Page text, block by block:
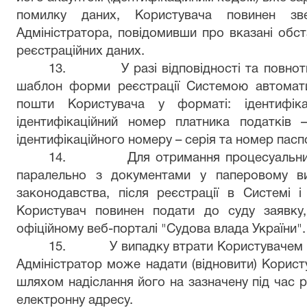
помилку даних, Користувача повинен
Адміністратора, повідомивши про вказані
реєстраційних даних.
13.
У разі відповідності та
шаблон форми реєстрації Системою
пошти Користувача у форматі:
ідентифікаційний номер платника податків
ідентифікаційного номеру – серія та номер
14.
Для отримання
паралельно з документами у паперовому
законодавства, після реєстрації в Системі
Користувач повинен подати до суду
офіційному веб-порталі "Судова влада України".
15.
У випадку втрати Користувачем
Адміністратор може надати (відновити)
шляхом надіслання його на зазначену під час
електронну адресу.